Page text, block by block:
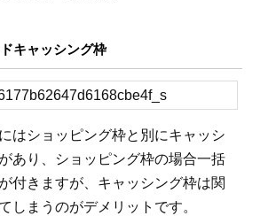
キャッシング枠
はショッピング枠と別にキャッシ
あり、ショッピング枠の場合一括
付きますが、キャッシング枠は関
しまうのがデメリットです。